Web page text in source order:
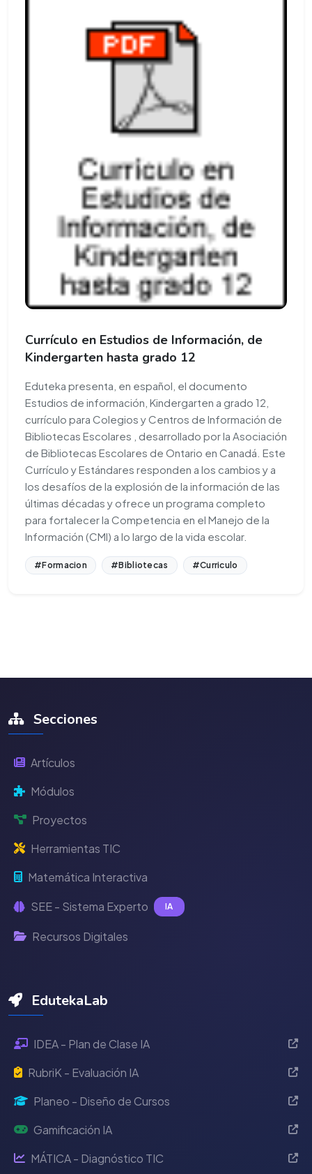
Currículo en Estudios de Información, de
Kindergarten hasta grado 12
Eduteka presenta, en español, el documento
Estudios de información, Kindergarten a grado 12,
currículo para Colegios y Centros de Información de
Bibliotecas Escolares , desarrollado por la Asociación
de Bibliotecas Escolares de Ontario en Canadá. Este
Currículo y Estándares responden a los cambios y a
los desafíos de la explosión de la información de las
últimas décadas y ofrece un programa completo
para fortalecer la Competencia en el Manejo de la
Información (CMI) a lo largo de la vida escolar.
#Formacion #Bibliotecas #Curriculo
Secciones
Artículos
Módulos
Proyectos
Herramientas TIC
Matemática Interactiva
SEE - Sistema Experto IA
Recursos Digitales
EdutekaLab
IDEA - Plan de Clase IA
RubriK - Evaluación IA
Planeo - Diseño de Cursos
Gamificación IA
MÁTICA - Diagnóstico TIC